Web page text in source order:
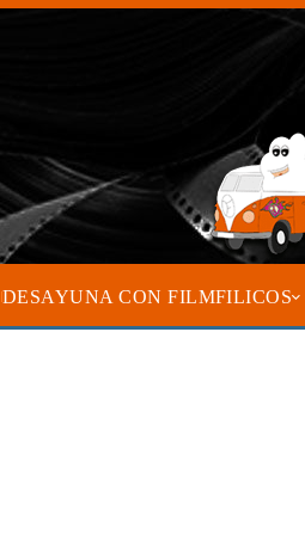
DESAYUNA CON FILMFILICOS